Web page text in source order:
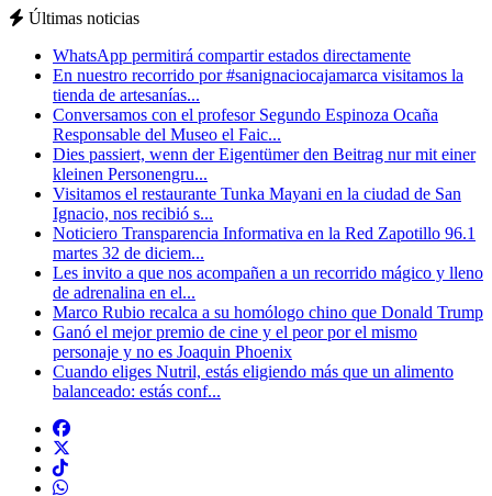
Últimas noticias
WhatsApp permitirá compartir estados directamente
En nuestro recorrido por #sanignaciocajamarca visitamos la
tienda de artesanías...
Conversamos con el profesor Segundo Espinoza Ocaña
Responsable del Museo el Faic...
Dies passiert, wenn der Eigentümer den Beitrag nur mit einer
kleinen Personengru...
Visitamos el restaurante Tunka Mayani en la ciudad de San
Ignacio, nos recibió s...
Noticiero Transparencia Informativa en la Red Zapotillo 96.1
martes 32 de diciem...
Les invito a que nos acompañen a un recorrido mágico y lleno
de adrenalina en el...
Marco Rubio recalca a su homólogo chino que Donald Trump
Ganó el mejor premio de cine y el peor por el mismo
personaje y no es Joaquin Phoenix
Cuando eliges Nutril, estás eligiendo más que un alimento
balanceado: estás conf...